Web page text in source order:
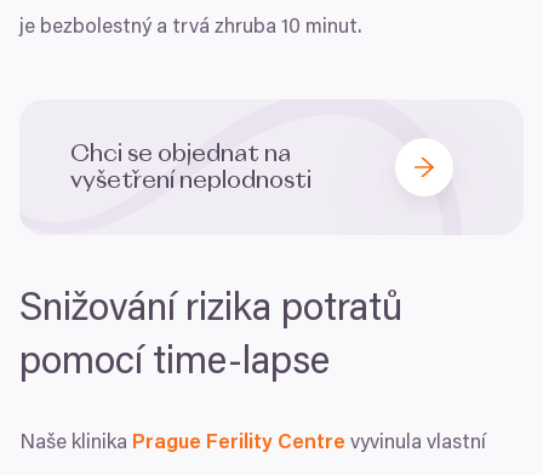
je bezbolestný a trvá zhruba 10 minut.
Chci se objednat na
vyšetření neplodnosti
Snižování rizika potratů
pomocí time-lapse
Naše klinika Prague Ferility Centre vyvinula vlastní